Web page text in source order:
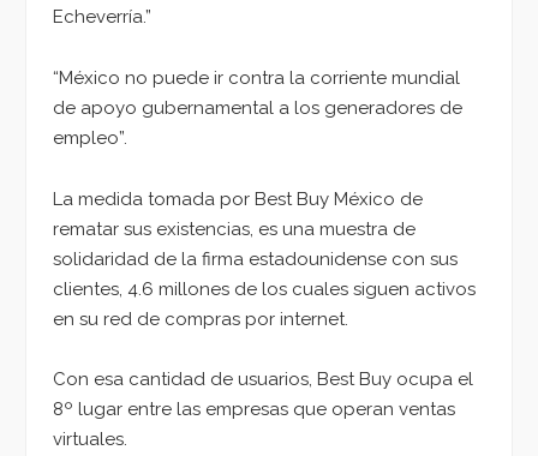
Echeverría.”
“México no puede ir contra la corriente mundial
de apoyo gubernamental a los generadores de
empleo”.
La medida tomada por Best Buy México de
rematar sus existencias, es una muestra de
solidaridad de la firma estadounidense con sus
clientes, 4.6 millones de los cuales siguen activos
en su red de compras por internet.
Con esa cantidad de usuarios, Best Buy ocupa el
8º lugar entre las empresas que operan ventas
virtuales.